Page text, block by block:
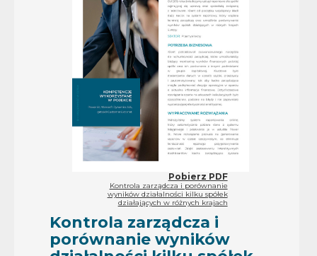
Pobierz PDF
Kontrola zarządcza i porównanie
wyników działalności kilku spółek
działających w różnych krajach
Kontrola zarządcza i
porównanie wyników